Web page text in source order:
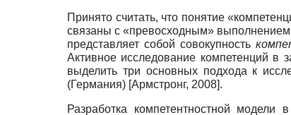
Принято считать, что понятие
связаны с «превосходным»
представляет собой совокупность
Активное исследование компетенций в
выделить три основных подхода к
(Германия) [Армстронг, 2008].
Разработка компетентностной